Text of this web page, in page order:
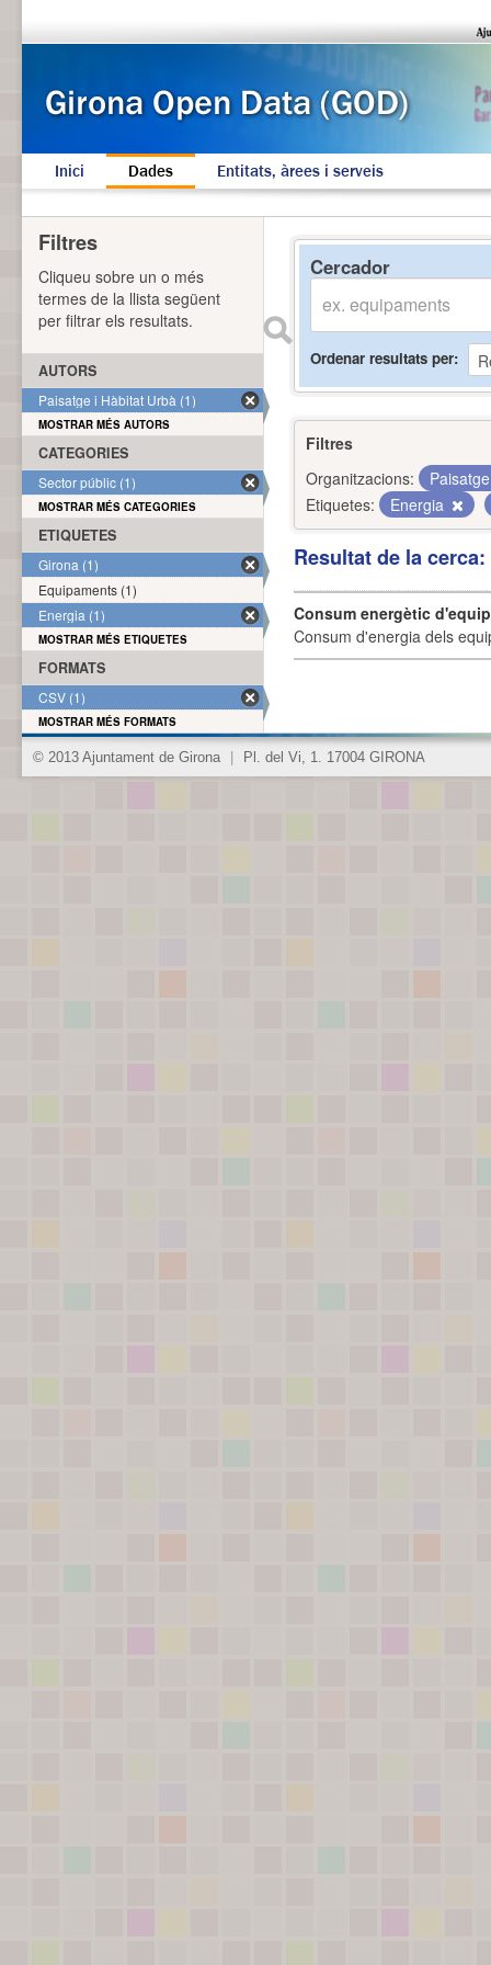
Inici Dades Entitats, àrees i serveis
Cercador
Ordenar resultats per
Filtres
Organitzacions:
Etiquetes:
Energia
Resultat de la
Consum energètic
Consum d'energia dels
Filtres
Cliqueu sobre un o més
termes de la llista següent
per filtrar els resultats.
AUTORS
Paisatge i Hàbitat Urbà (1)
MOSTRAR MÉS AUTORS
CATEGORIES
Sector públic (1)
MOSTRAR MÉS CATEGORIES
ETIQUETES
Girona (1)
Equipaments (1)
Energia (1)
MOSTRAR MÉS ETIQUETES
FORMATS
CSV (1)
MOSTRAR MÉS FORMATS
© 2013 Ajuntament de Girona Pl. del Vi, 1. 17004 GIRONA